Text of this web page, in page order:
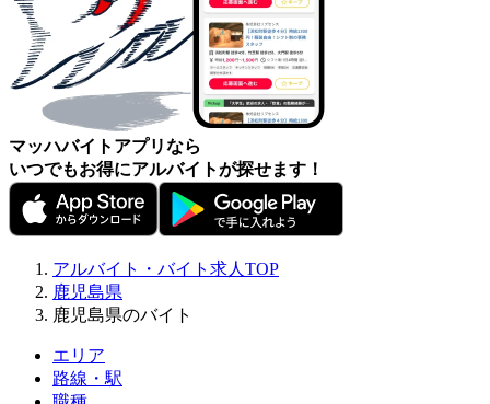
マッハバイトアプリなら
いつでもお得にアルバイトが探せます！
アルバイト・バイト求人TOP
鹿児島県
鹿児島県のバイト
エリア
路線・駅